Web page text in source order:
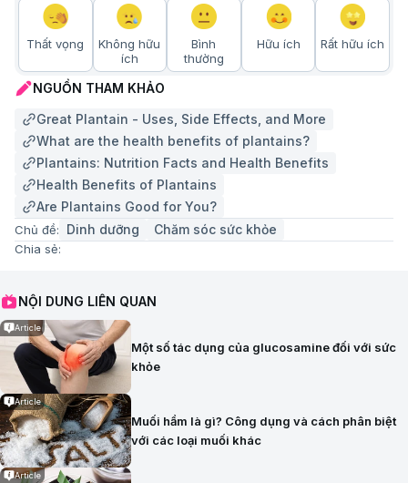
Thất vọng
Không hữu
ích
Bình
thường
Hữu ích Rất hữu ích
NGUỒN THAM KHẢO
Great Plantain - Uses, Side Effects, and More
What are the health benefits of plantains?
Plantains: Nutrition Facts and Health Benefits
Health Benefits of Plantains
Are Plantains Good for You?
Chủ đề: Dinh dưỡng Chăm sóc sức khỏe
Chia sẻ:
NỘI DUNG LIÊN QUAN
Article
Một số tác dụng của glucosamine đối với sức
khỏe
Article
Muối hầm là gì? Công dụng và cách phân biệt
với các loại muối khác
Article